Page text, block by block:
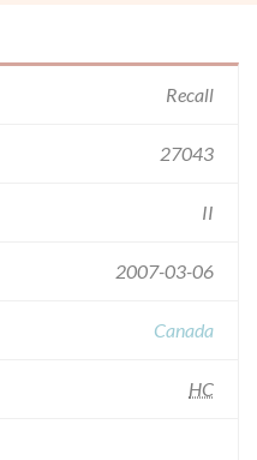
Recall
27043
II
2007-03-06
Canada
HC